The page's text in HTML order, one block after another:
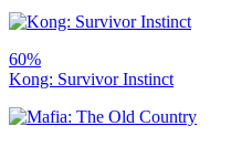
60%
Kong: Survivor Instinct